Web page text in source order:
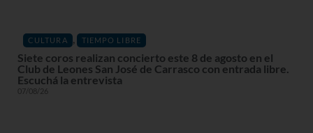
CULTURA , TIEMPO LIBRE
Siete coros realizan concierto este 8 de agosto en el
Club de Leones San José de Carrasco con entrada libre.
Escuchá la entrevista
07/08/26